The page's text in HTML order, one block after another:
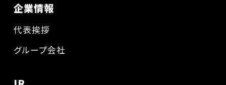
企業情報
代表挨拶
グループ会社